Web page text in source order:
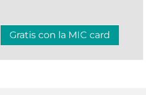
Gratis con la MIC card